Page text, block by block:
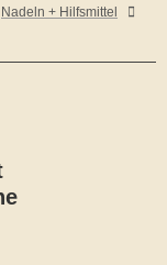
Nadeln + Hilfsmittel